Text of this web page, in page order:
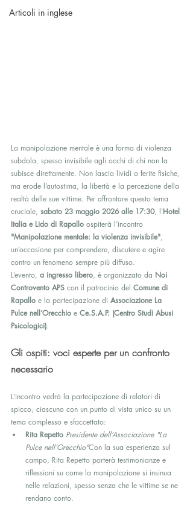
Articoli in inglese
La manipolazione mentale è una forma di violenza
subdola, spesso invisibile agli occhi di chi non la
subisce direttamente. Non lascia lividi o ferite fisiche,
ma erode l’autostima, la libertà e la percezione della
realtà delle sue vittime. Per affrontare questo tema
cruciale, sabato 23 maggio 2026 alle 17:30, l’Hotel
Italia e Lido di Rapallo ospiterà l’incontro
"Manipolazione mentale: la violenza invisibile",
un’occasione per comprendere, discutere e agire
contro un fenomeno sempre più diffuso.
L’evento, a ingresso libero, è organizzato da Noi
Controvento APS con il patrocinio del Comune di
Rapallo e la partecipazione di Associazione La
Pulce nell’Orecchio e Ce.S.A.P. (Centro Studi Abusi
Psicologici).
Gli ospiti: voci esperte per un confronto
necessario
L’incontro vedrà la partecipazione di relatori di
spicco, ciascuno con un punto di vista unico su un
tema complesso e sfaccettato:
Rita Repetto Presidente dell’Associazione "La
Pulce nell’Orecchio"Con la sua esperienza sul
campo, Rita Repetto porterà testimonianze e
riflessioni su come la manipolazione si insinua
nelle relazioni, spesso senza che le vittime se ne
rendano conto.